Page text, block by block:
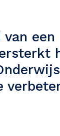
een